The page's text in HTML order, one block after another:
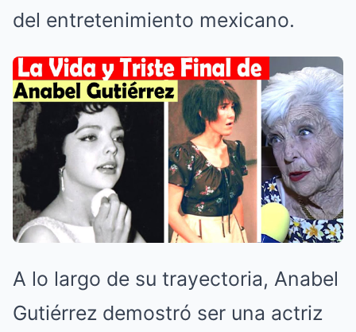
del entretenimiento mexicano.
A lo largo de su trayectoria, Anabel
Gutiérrez demostró ser una actriz